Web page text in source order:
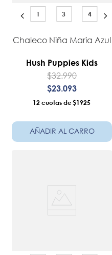
1 3 4
Chaleco Niña Maria Azul
Hush Puppies Kids
$32.990
$23.093
12 $1925
AÑADIR AL CARRO